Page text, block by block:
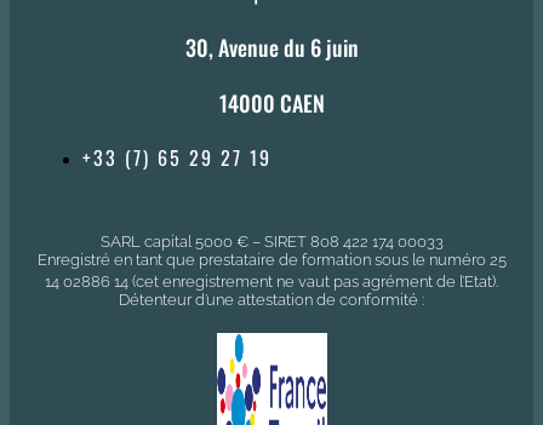
30, Avenue du 6 juin
14000 CAEN
+33 (7) 65 29 27 19
SARL capital 5000 € – SIRET 808 422 174 00033
Enregistré en tant que prestataire de formation sous le numéro 25
14 02886 14 (cet enregistrement ne vaut pas agrément de l’Etat).
Détenteur d’une attestation de conformité :